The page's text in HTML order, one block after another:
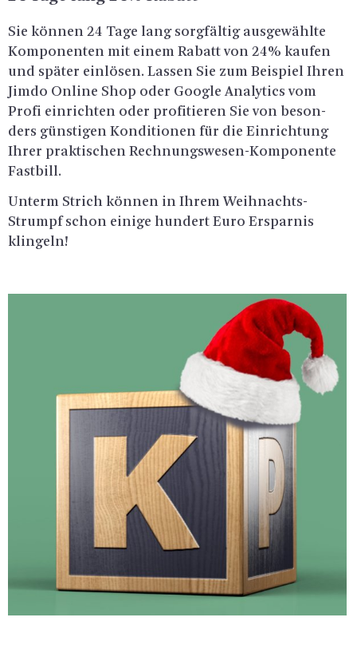
Sie kön­nen 24 Tage lang sorg­fäl­tig aus­ge­wähl­te
Kom­po­nen­ten mit einem Ra­batt von 24% kau­fen
und spä­ter ein­lö­sen. Las­sen Sie zum Bei­spiel Ihren
Jimdo On­line Shop oder Goog­le Ana­ly­tics vom
Profi ein­rich­ten oder pro­fi­tie­ren Sie von be­son­
ders güns­ti­gen Kon­di­tio­nen für die Ein­rich­tung
Ihrer prak­ti­schen Rech­nungs­we­sen-Kom­po­nen­te
Fast­bill.
Un­term Strich kön­nen in Ihrem Weih­nachts-
Strumpf schon ei­ni­ge hun­dert Euro Er­spar­nis
klin­geln!